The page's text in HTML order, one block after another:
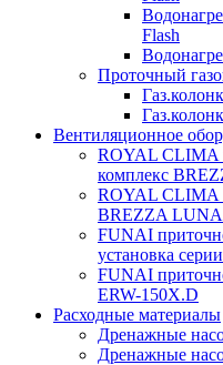
Flash
Проточный
Вентиляционное
ROYAL CLIMA
комплекс
ROYAL CLIMA
BREZZA
FUNAI
установка
FUNAI
ERW-150X.D
Расходные материалы
Дренажные
Дренажные